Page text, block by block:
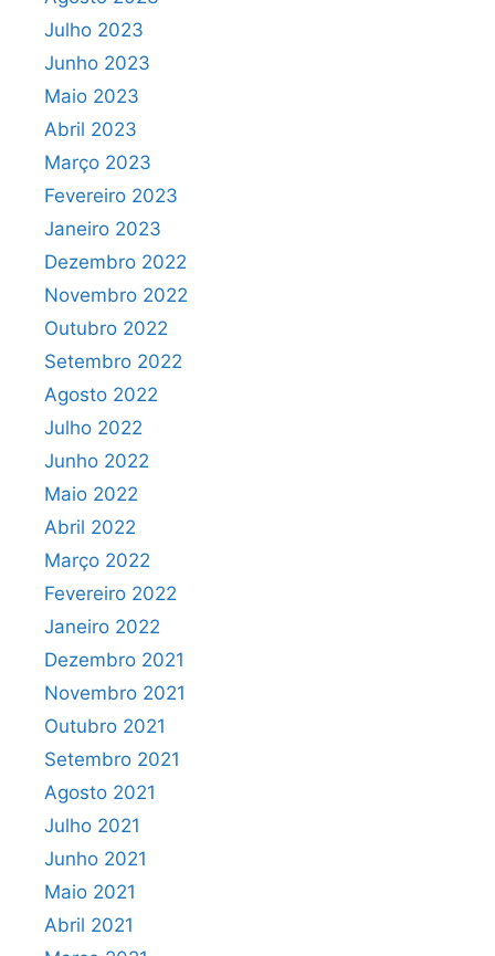
Julho 2023
Junho 2023
Maio 2023
Abril 2023
Março 2023
Fevereiro 2023
Janeiro 2023
Dezembro 2022
Novembro 2022
Outubro 2022
Setembro 2022
Agosto 2022
Julho 2022
Junho 2022
Maio 2022
Abril 2022
Março 2022
Fevereiro 2022
Janeiro 2022
Dezembro 2021
Novembro 2021
Outubro 2021
Setembro 2021
Agosto 2021
Julho 2021
Junho 2021
Maio 2021
Abril 2021